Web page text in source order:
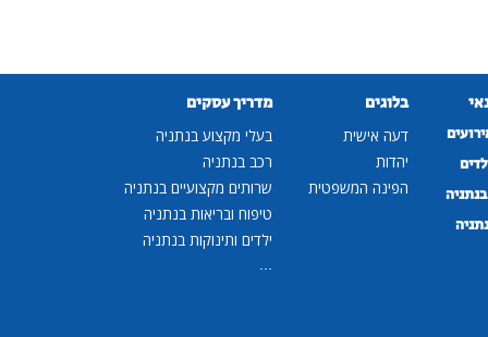
בלוגים
דעה אישית
יהדות
הפינה המשפטית
מדריך עסקים
בעלי מקצוע בנתניה
רכב בנתניה
שרותים מקצועיים בנתניה
טיפוח ובריאות בנתניה
ילדים ותינוקות בנתניה